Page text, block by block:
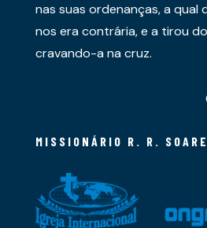
nas suas ordenanças, a qual
nos era contrária, e a tirou
cravando-a na cruz.
MISSIONÁRIO R. R.